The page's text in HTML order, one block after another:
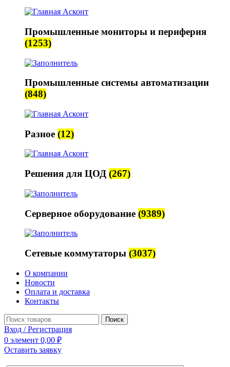
Промышленные мониторы и периферия
(1253)
Промышленные системы автоматизации
(848)
Разное (12)
Решения для ЦОД (267)
Серверное оборудование (9389)
Сетевые коммутаторы (3037)
О компании
Новости
Оплата и доставка
Контакты
Поиск
Вход / Регистрация
0 элемент 0,00 ₽
Оставить заявку